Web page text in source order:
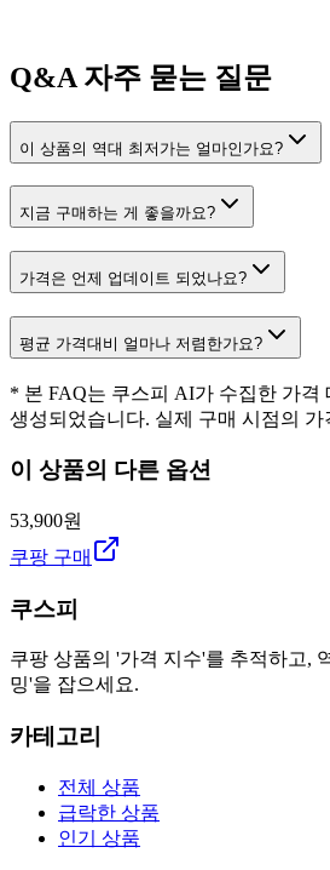
Q&A 자주 묻는 질문
이 상품의 역대 최저가는 얼마인가요?
지금 구매하는 게 좋을까요?
가격은 언제 업데이트 되었나요?
평균 가격대비 얼마나 저렴한가요?
* 본 FAQ는 쿠스피 AI가 수집한 가격
생성되었습니다. 실제 구매 시점의
이 상품의 다른 옵션
53,900원
쿠팡 구매
쿠스피
쿠팡 상품의 '가격 지수'를 추적하고,
밍'을 잡으세요.
카테고리
전체 상품
급락한 상품
인기 상품